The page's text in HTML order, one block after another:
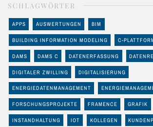
SCHLAGWÖRTER
APPS AUSWERTUNGEN BIM
BUILDING INFORMATION MODELING C-
DAMS DAMS C DATENERFASSUNG
DIGITALER ZWILLING DIGITALISIERUNG
ENERGIEDATENMANAGEMENT
FORSCHUNGSPROJEKTE FRAMENCE GRAFIK
INSTANDHALTUNG IOT KOLLEGEN